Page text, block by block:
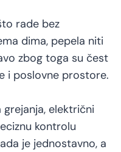
rade bez
dima, pepela niti
zbog toga su čest
i poslovne prostore.
električni
kontrolu
je jednostavno, a